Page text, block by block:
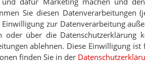
Sie diesen Datenverarbeitungen
zur Datenverarbeitung
oder über die Datenschutzerklärung
ablehnen. Diese Einwilligung
finden Sie in der
abonnieren
& Datenschutz